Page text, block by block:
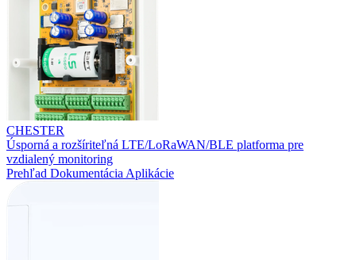
CHESTER
Úsporná a rozšíriteľná LTE/LoRaWAN/BLE platforma pre
vzdialený monitoring
Prehľad Dokumentácia Aplikácie